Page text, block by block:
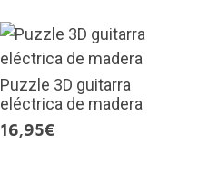
Puzzle 3D guitarra
eléctrica de madera
16,95€